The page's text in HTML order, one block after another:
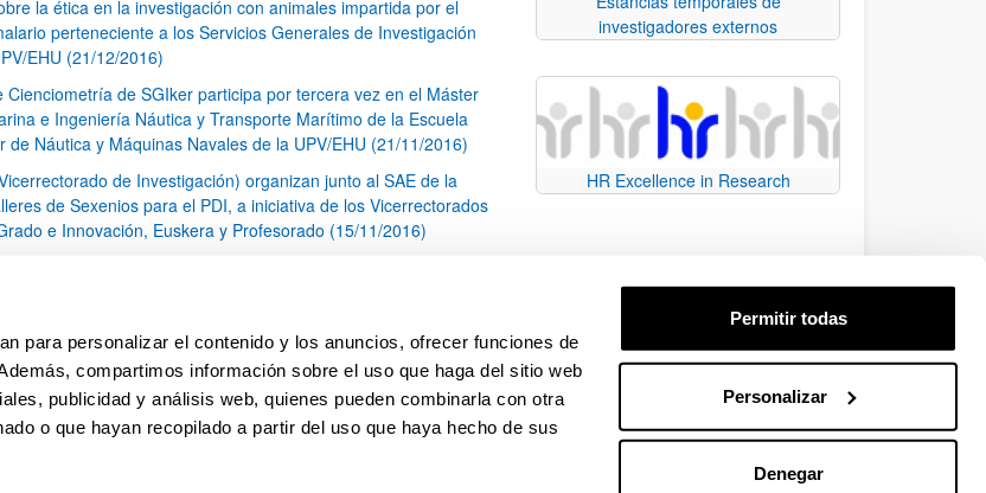
para personalizar el contenido y los anuncios, ofrecer funciones de
compartimos información sobre el uso que haga del sitio web
publicidad y análisis web, quienes pueden combinarla con otra
o que hayan recopilado a partir del uso que haya hecho de sus
Permitir todas
Personalizar
Denegar
la ética en la investigación con animales impartida por el
perteneciente a los Servicios Generales de Investigación
EHU (21/12/2016)
Cienciometría de SGIker participa por tercera vez en el Máster
e Ingeniería Náutica y Transporte Marítimo de la Escuela
de Náutica y Máquinas Navales de la UPV/EHU (21/11/2016)
de Investigación) organizan junto al SAE de la
de Sexenios para el PDI, a iniciativa de los Vicerrectorados
e Innovación, Euskera y Profesorado (15/11/2016)
Central de Análisis de Bizkaia) colabora en un estudio sobre
(25/10/2016)
Página
1 ...Páginas intermedias Use TAB para desplazarse.
Página
20 Página
21 Página
22 ...Páginas intermedias Use TAB para desplazarse.
Página
79
investigadores externos
HR Excellence in Research